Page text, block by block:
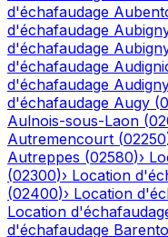
d'échafaudage
d'échafaudage
d'échafaudage
d'échafaudage
d'échafaudage
d'échafaudage Augy (
Aulnois-sous-Laon (
Autremencourt (02250
Autreppes (02580)›
(02300)› Location
(02400)› Location
Location
d'échafaudage